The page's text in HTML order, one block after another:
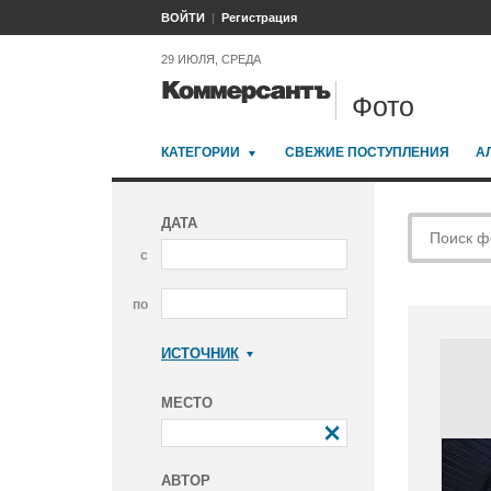
ВОЙТИ Регистрация
29 ИЮЛЯ, СРЕДА
Фото
КАТЕГОРИИ СВЕЖИЕ ПОСТУПЛЕНИЯ
ДАТА
с
по
ИСТОЧНИК
МЕСТО
АВТОР